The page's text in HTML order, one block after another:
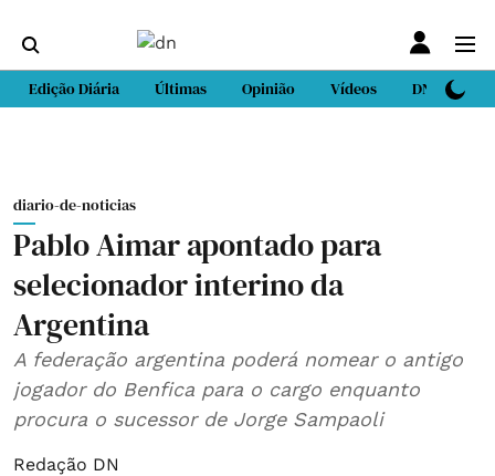
Edição Diária Últimas Opinião Vídeos DN Sport
diario-de-noticias
Pablo Aimar apontado para
selecionador interino da
Argentina
A federação argentina poderá nomear o antigo
jogador do Benfica para o cargo enquanto
procura o sucessor de Jorge Sampaoli
Redação DN